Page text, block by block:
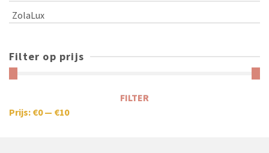
ZolaLux
Filter op prijs
FILTER
Prijs: €0— €10